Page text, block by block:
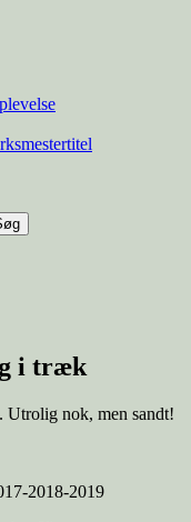
i træk
Utrolig nok, men sandt!
2018-2019